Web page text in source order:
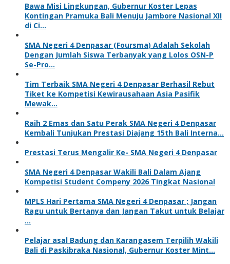
Bawa Misi Lingkungan, Gubernur Koster Lepas
Kontingan Pramuka Bali Menuju Jambore Nasional XII
di Ci…
SMA Negeri 4 Denpasar (Foursma) Adalah Sekolah
Dengan Jumlah Siswa Terbanyak yang Lolos OSN-P
Se-Pro…
Tim Terbaik SMA Negeri 4 Denpasar Berhasil Rebut
Tiket ke Kompetisi Kewirausahaan Asia Pasifik
Mewak…
Raih 2 Emas dan Satu Perak SMA Negeri 4 Denpasar
Kembali Tunjukan Prestasi Diajang 15th Bali Interna…
Prestasi Terus Mengalir Ke- SMA Negeri 4 Denpasar
SMA Negeri 4 Denpasar Wakili Bali Dalam Ajang
Kompetisi Student Compeny 2026 Tingkat Nasional
MPLS Hari Pertama SMA Negeri 4 Denpasar ; Jangan
Ragu untuk Bertanya dan Jangan Takut untuk Belajar
…
Pelajar asal Badung dan Karangasem Terpilih Wakili
Bali di Paskibraka Nasional, Gubernur Koster Mint…